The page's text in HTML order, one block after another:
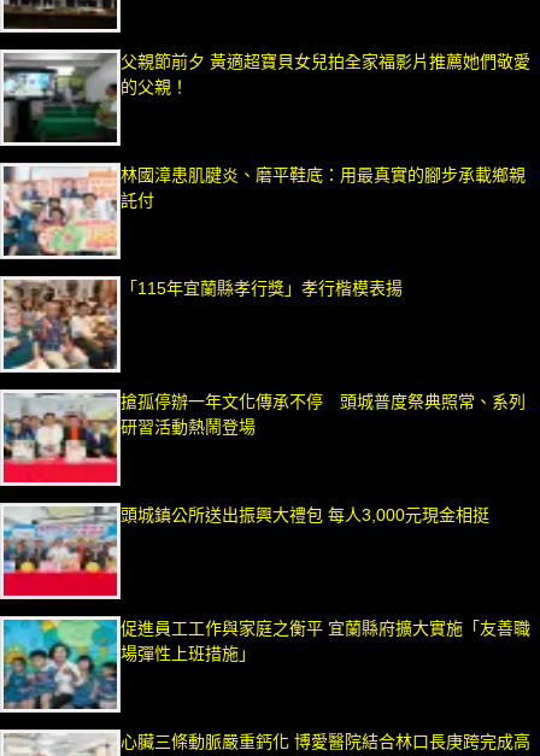
父親節前夕 黃適超寶貝女兒拍全家福影片推薦她們敬愛
的父親！
林國漳患肌腱炎、磨平鞋底：用最真實的腳步承載鄉親
託付
「115年宜蘭縣孝行獎」孝行楷模表揚
搶孤停辦一年文化傳承不停 頭城普度祭典照常、系列
研習活動熱鬧登場
頭城鎮公所送出振興大禮包 每人3,000元現金相挺
促進員工工作與家庭之衡平 宜蘭縣府擴大實施「友善職
場彈性上班措施」
心臟三條動脈嚴重鈣化 博愛醫院結合林口長庚跨完成高